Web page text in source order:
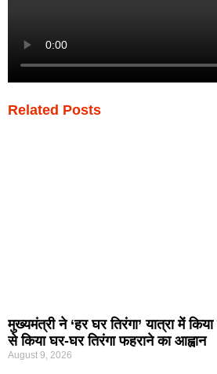
Related Posts
मुख्यमंत्री ने ‘हर घर तिरंगा’ यात्रा में
से किया घर-घर तिरंगा फहराने का आह्वान
August 9, 2026